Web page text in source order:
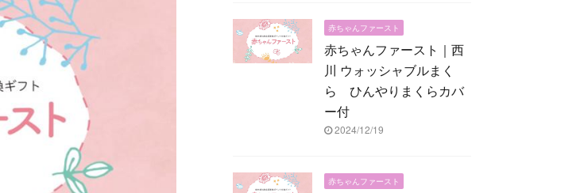
赤ちゃんファースト
赤ちゃんファースト｜西
川 ウォッシャブルまく
ら ひんやりまくらカバ
ー付
2024/12/19
赤ちゃんファースト